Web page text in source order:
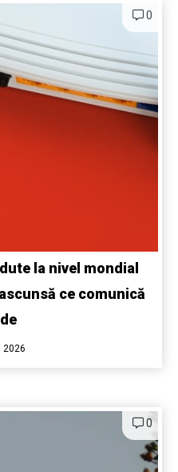
0
la nivel mondial
ce comunică
2026
0